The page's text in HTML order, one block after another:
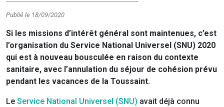
Publié le 18/09/2020
Si les missions d’intérêt général sont maintenues, c’est
l’organisation du Service National Universel (SNU) 2020
qui est à nouveau bousculée en raison du contexte
sanitaire, avec l’annulation du séjour de cohésion prévu
pendant les vacances de la Toussaint.
Le Service National Universel (SNU) avait déjà connu